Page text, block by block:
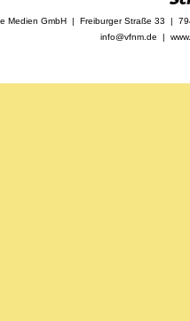
Medien GmbH | Freiburger Straße 33 |
info@vfnm.de |